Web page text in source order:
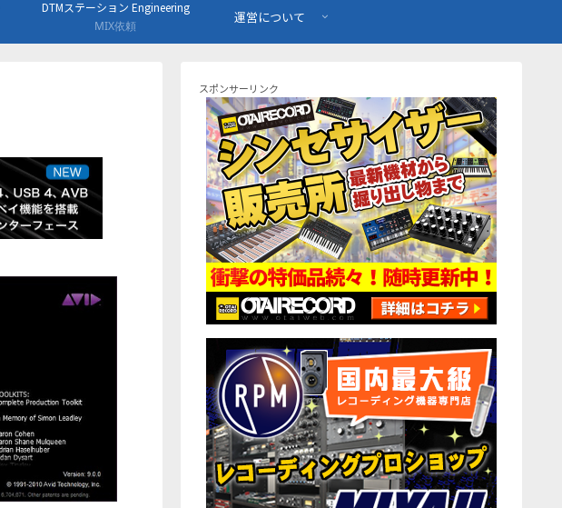
DTMステーション Engineering
MIX依頼
運営について
スポンサーリンク